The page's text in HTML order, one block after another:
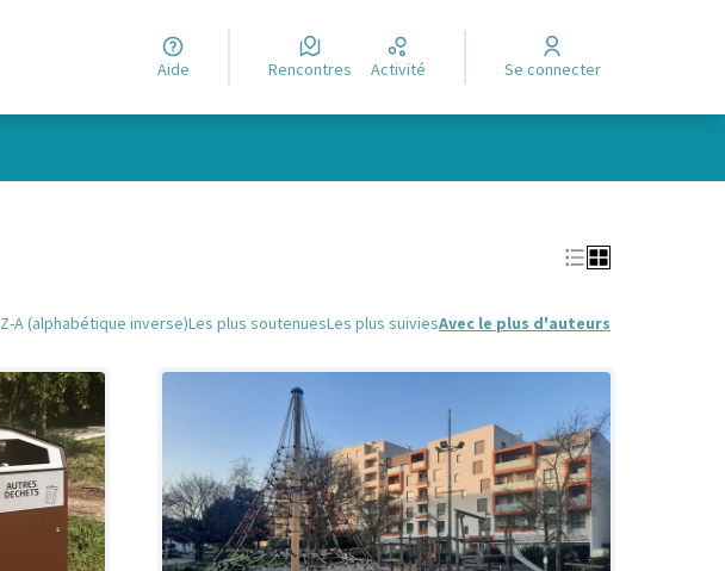
Aide Rencontres Activité Se connecter
Z-A (alphabétique inverse)Les plus soutenuesLes plus suiviesAvec le plus d'auteurs